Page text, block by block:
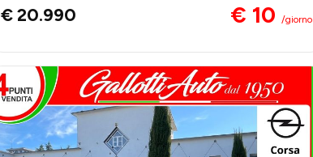
€ 20.990 € 10 /giorno